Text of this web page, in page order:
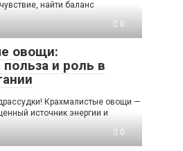
найти баланс
0
овощи:
и роль в
Крахмалистые овощи —
источник энергии и
0